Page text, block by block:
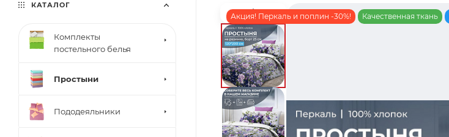
Акция! Перкаль и поплин -30%! Качественная ткань
КАТАЛОГ
Комплекты
постельного белья
Простыни
Пододеяльники